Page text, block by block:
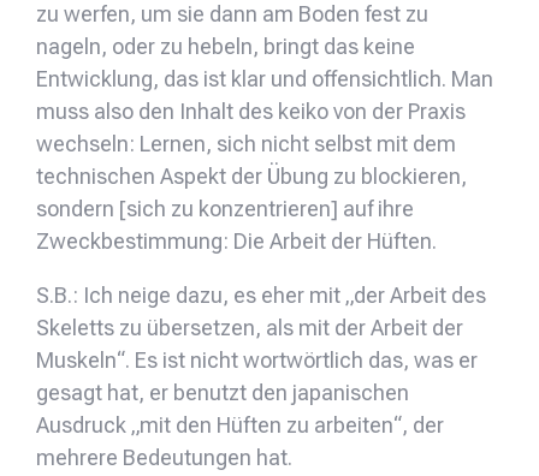
zu werfen, um sie dann am Boden fest zu
nageln, oder zu hebeln, bringt das keine
Entwicklung, das ist klar und offensichtlich. Man
muss also den Inhalt des keiko von der Praxis
wechseln: Lernen, sich nicht selbst mit dem
technischen Aspekt der Übung zu blockieren,
sondern [sich zu konzentrieren] auf ihre
Zweckbestimmung: Die Arbeit der Hüften.
S.B.: Ich neige dazu, es eher mit „der Arbeit des
Skeletts zu übersetzen, als mit der Arbeit der
Muskeln“. Es ist nicht wortwörtlich das, was er
gesagt hat, er benutzt den japanischen
Ausdruck „mit den Hüften zu arbeiten“, der
mehrere Bedeutungen hat.